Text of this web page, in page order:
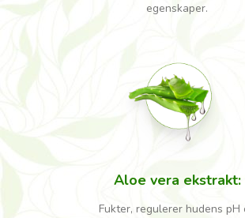
egenskaper.
Aloe vera ekstrakt:
Fukter, regulerer hudens pH